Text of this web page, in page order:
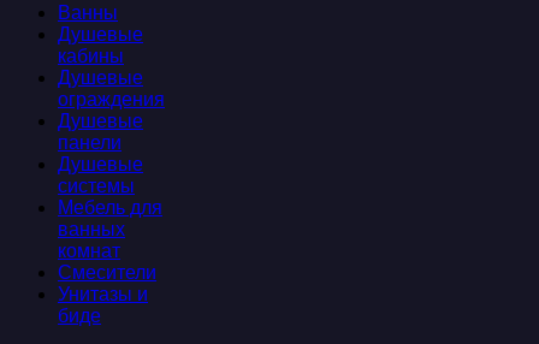
Ванны
Душевые
кабины
Душевые
ограждения
Душевые
панели
Душевые
системы
Мебель для
ванных
комнат
Смесители
Унитазы и
биде